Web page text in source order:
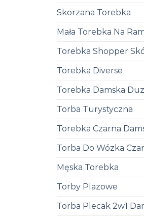
Skorzana Torebka
Mała Torebka Na
Torebka Shopper
Torebka Diverse
Torebka Damska
Torba Turystyczna
Torebka Czarna
Torba Do Wózka
Męska Torebka
Torby Plazowe
Torba Plecak 2w1